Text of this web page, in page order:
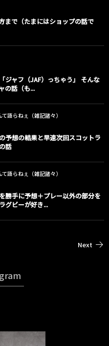
まで（たまにはショップの話で
ジャフ（JAF）っちゃう」 そんな
の話（も...
語らねぇ（雑記諸々）
予想の結果と早速次回スコットラ
話
語らねぇ（雑記諸々）
勝手に予想＋プレー以外の部分を
グビーが好き...
Next